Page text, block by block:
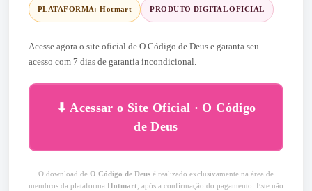
PLATAFORMA: Hotmart PRODUTO DIGITAL OFICIAL
Acesse agora o site oficial de O Código de Deus e garanta seu
acesso com 7 dias de garantia incondicional.
⬇ Acessar o Site Oficial · O Código
de Deus
O download de O Código de Deus é realizado exclusivamente na área de
membros da plataforma Hotmart , após a confirmação do pagamento. Este não